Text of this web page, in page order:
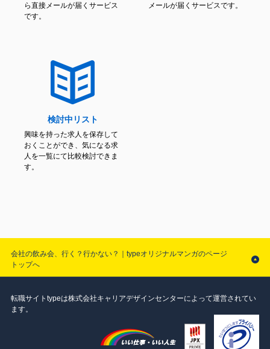
ら直接メールが届くサービス
です。
メールが届くサービスです。
検討中リスト
興味を持った求人を保存して
おくことができ、気になる求
人を一覧にて比較検討できま
す。
会社の飲み会、行く？行かない？｜typeオリジナルマンガのページ
トップへ
転職サイトtypeは株式会社キャリアデザインセンターによって運営されてい
ます。